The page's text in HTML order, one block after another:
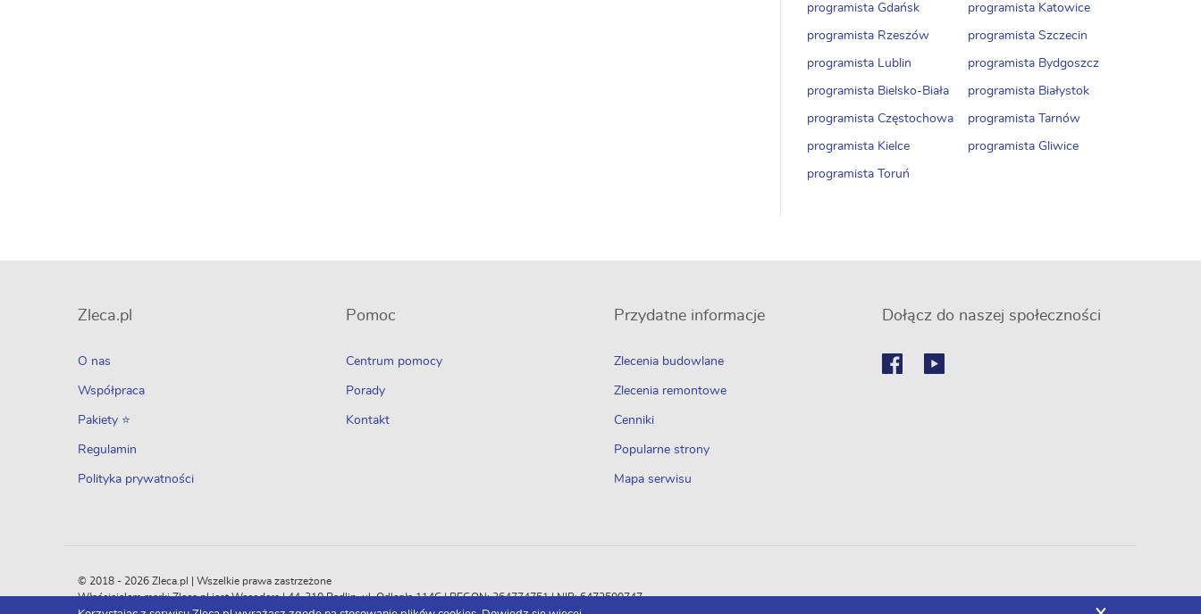
programista Gdańsk programista Katowice
programista Rzeszów programista Szczecin
programista Lublin programista Bydgoszcz
programista Bielsko-Biała programista Białystok
programista Częstochowa programista Tarnów
programista Kielce programista Gliwice
programista Toruń
Zleca.pl
O nas
Współpraca
Pakiety ⭐
Regulamin
Polityka prywatności
Pomoc
Centrum pomocy
Porady
Kontakt
Przydatne informacje
Zlecenia budowlane
Zlecenia remontowe
Cenniki
Popularne strony
Mapa serwisu
Dołącz do naszej społeczności
© 2018 - 2026 Zleca.pl | Wszelkie prawa zastrzeżone
Właścicielem marki Zleca.pl jest Wecoders | 44-310 Radlin, ul. Odległa 114C | REGON: 364774751 | NIP: 6472500747